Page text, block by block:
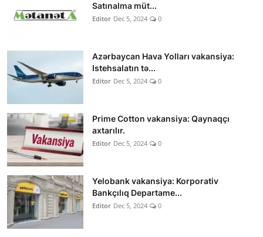
Satınalma müt...
Editor Dec 5, 2024 0
Azərbaycan Hava Yolları vakansiya:
Istehsalatın tə...
Editor Dec 5, 2024 0
Prime Cotton vakansiya: Qaynaqçı
axtarılır.
Editor Dec 5, 2024 0
Yelobank vakansiya: Korporativ
Bankçılıq Departame...
Editor Dec 5, 2024 0